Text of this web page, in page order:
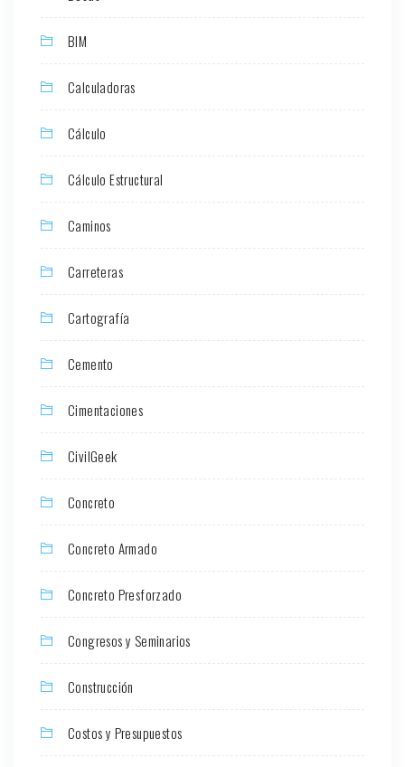
BIM
Calculadoras
Cálculo
Cálculo Estructural
Caminos
Carreteras
Cartografía
Cemento
Cimentaciones
CivilGeek
Concreto
Concreto Armado
Concreto Presforzado
Congresos y Seminarios
Construcción
Costos y Presupuestos